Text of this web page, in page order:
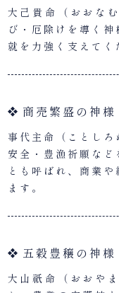
大己貴命（おおな
び・厄除けを導く
就を力強く支えてく
商売繁盛の神様
事代主命（ことし
安全・豊漁祈願な
とも呼ばれ、商業
ます。
五穀豊穣の神様
大山祇命（おおや